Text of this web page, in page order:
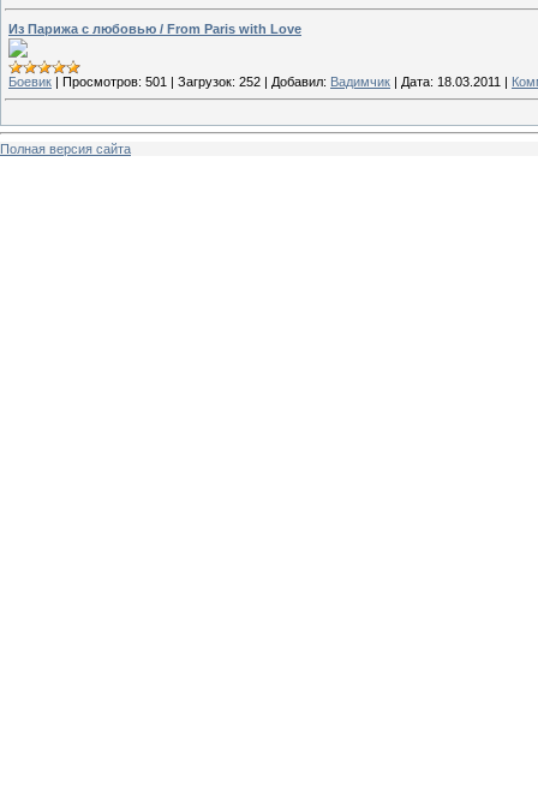
Из Парижа с любовью / From Paris with Love
Боевик | Просмотров: 501 | Загрузок: 252 | Добавил: Вадимчик | Дата: 18.03.2011 |
Полная версия сайта